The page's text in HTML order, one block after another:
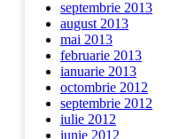
septembrie 2013
august 2013
mai 2013
februarie 2013
ianuarie 2013
octombrie 2012
septembrie 2012
iulie 2012
iunie 2012